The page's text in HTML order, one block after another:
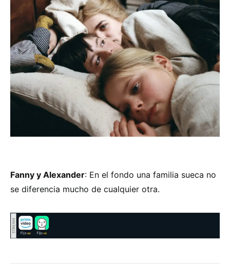
Fanny y Alexander: En el fondo una familia sueca no
se diferencia mucho de cualquier otra.